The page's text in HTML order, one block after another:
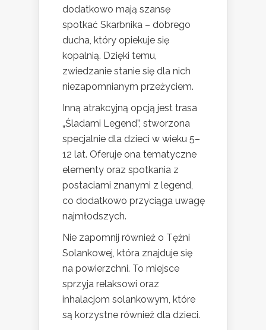
dodatkowo mają szansę
spotkać Skarbnika – dobrego
ducha, który opiekuje się
kopalnią. Dzięki temu,
zwiedzanie stanie się dla nich
niezapomnianym przeżyciem.
Inną atrakcyjną opcją jest trasa
„Śladami Legend”, stworzona
specjalnie dla dzieci w wieku 5–
12 lat. Oferuje ona tematyczne
elementy oraz spotkania z
postaciami znanymi z legend,
co dodatkowo przyciąga uwagę
najmłodszych.
Nie zapomnij również o Tężni
Solankowej, która znajduje się
na powierzchni. To miejsce
sprzyja relaksowi oraz
inhalacjom solankowym, które
są korzystne również dla dzieci.